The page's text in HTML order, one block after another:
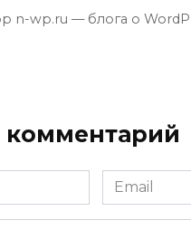
n-wp.ru — блога о
комментарий
Email
*